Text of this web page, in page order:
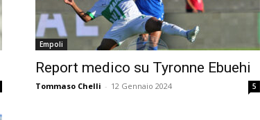
Empoli
Report medico su Tyronne Ebuehi
Tommaso Chelli - 12 Gennaio 2024 5